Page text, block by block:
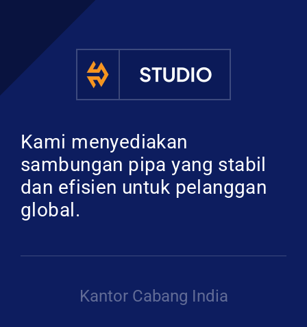
Kami menyediakan
sambungan pipa yang stabil
dan efisien untuk pelanggan
global.
Kantor Cabang India